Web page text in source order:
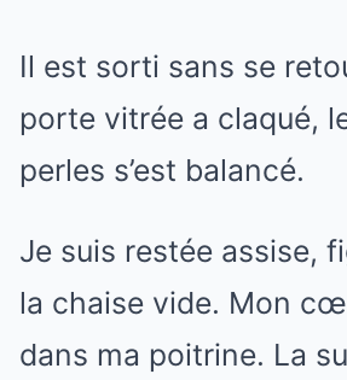
Il est sorti sans se
porte vitrée a claqué,
perles s’est balancé.
Je suis restée assise,
la chaise vide. Mon
dans ma poitrine. La